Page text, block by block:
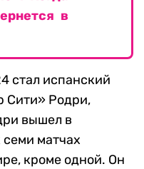
в
стал испанский
Сити» Родри,
вышел в
семи матчах
кроме одной. Он